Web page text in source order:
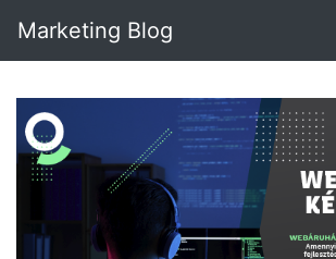
Marketing Blog